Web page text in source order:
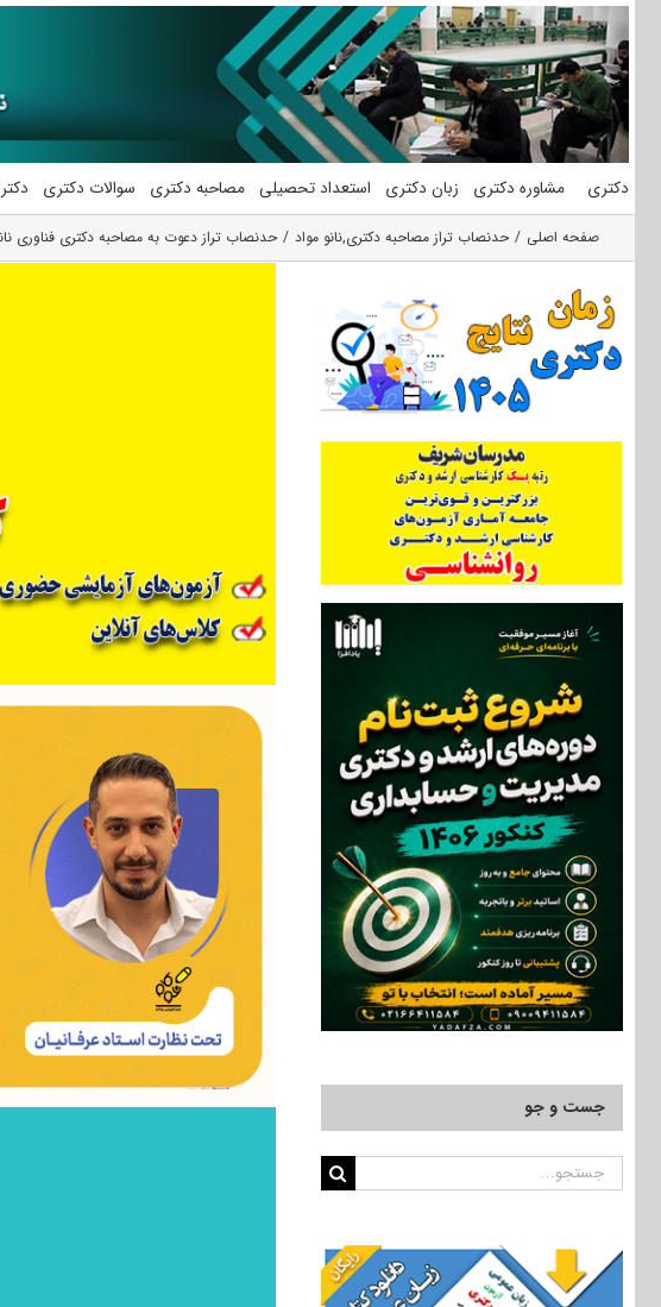
محتوا
دکتری مشاوره دکتری زبان دکتری استعداد تحصیلی مصاحبه دکتری سوالات دکتری
صفحه اصلی حدنصاب تراز مصاحبه دکتری,نانو مواد حدنصاب تراز دعوت به مصاحبه دکتری فناوری
جست و جو
جستجو